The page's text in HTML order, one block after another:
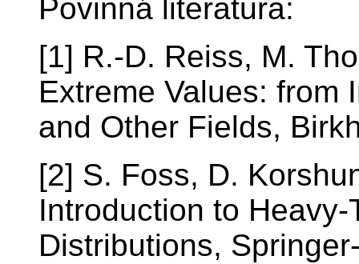
Povinná literatura:
[1] R.-D. Reiss, M.
Extreme Values: from
and Other Fields,
[2] S. Foss, D.
Introduction to
Distributions,